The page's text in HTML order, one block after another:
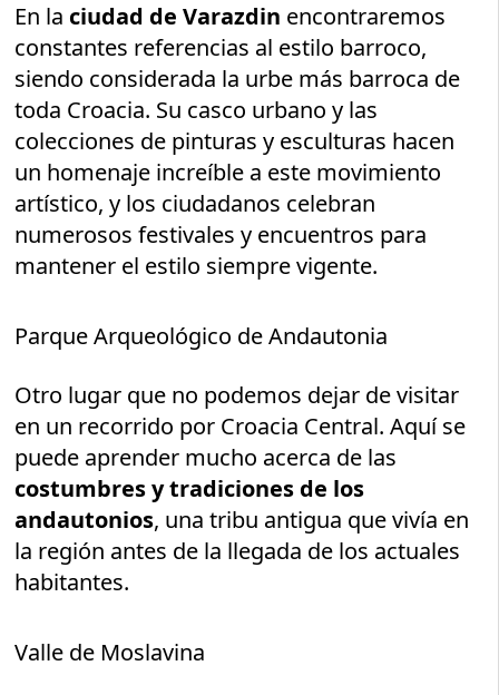
En la ciudad de Varazdin encontraremos
constantes referencias al estilo barroco,
siendo considerada la urbe más barroca de
toda Croacia. Su casco urbano y las
colecciones de pinturas y esculturas hacen
un homenaje increíble a este movimiento
artístico, y los ciudadanos celebran
numerosos festivales y encuentros para
mantener el estilo siempre vigente.
Parque Arqueológico de Andautonia
Otro lugar que no podemos dejar de visitar
en un recorrido por Croacia Central. Aquí se
puede aprender mucho acerca de las
costumbres y tradiciones de los
andautonios, una tribu antigua que vivía en
la región antes de la llegada de los actuales
habitantes.
Valle de Moslavina